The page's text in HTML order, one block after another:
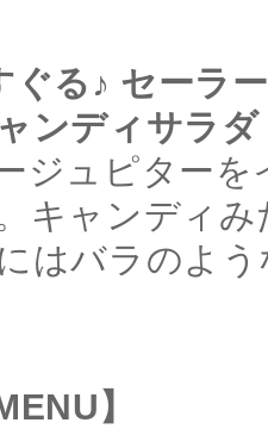
ぐる♪ セーラ
ンディサラ
ジュピター
キャンディ
はバラのよ
】